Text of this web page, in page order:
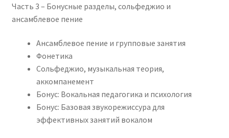
Часть 3 – Бонусные разделы, сольфеджио и
ансамблевое пение
Ансамблевое пение и групповые занятия
Фонетика
Сольфеджио, музыкальная теория,
аккомпанемент
Бонус: Вокальная педагогика и психология
Бонус: Базовая звукорежиссура для
эффективных занятий вокалом